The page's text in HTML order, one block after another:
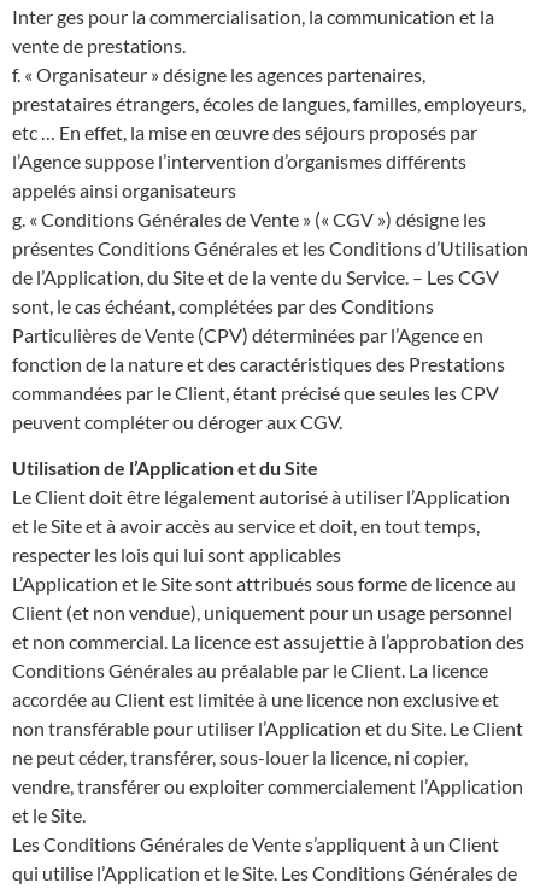
Inter ges pour la commercialisation, la communication et la
vente de prestations.
f. « Organisateur » désigne les agences partenaires,
prestataires étrangers, écoles de langues, familles, employeurs,
etc … En effet, la mise en œuvre des séjours proposés par
l’Agence suppose l’intervention d’organismes différents
appelés ainsi organisateurs
g. « Conditions Générales de Vente » (« CGV ») désigne les
présentes Conditions Générales et les Conditions d’Utilisation
de l’Application, du Site et de la vente du Service. – Les CGV
sont, le cas échéant, complétées par des Conditions
Particulières de Vente (CPV) déterminées par l’Agence en
fonction de la nature et des caractéristiques des Prestations
commandées par le Client, étant précisé que seules les CPV
peuvent compléter ou déroger aux CGV.
Utilisation de l’Application et du Site
Le Client doit être légalement autorisé à utiliser l’Application
et le Site et à avoir accès au service et doit, en tout temps,
respecter les lois qui lui sont applicables
L’Application et le Site sont attribués sous forme de licence au
Client (et non vendue), uniquement pour un usage personnel
et non commercial. La licence est assujettie à l’approbation des
Conditions Générales au préalable par le Client. La licence
accordée au Client est limitée à une licence non exclusive et
non transférable pour utiliser l’Application et du Site. Le Client
ne peut céder, transférer, sous-louer la licence, ni copier,
vendre, transférer ou exploiter commercialement l’Application
et le Site.
Les Conditions Générales de Vente s’appliquent à un Client
qui utilise l’Application et le Site. Les Conditions Générales de